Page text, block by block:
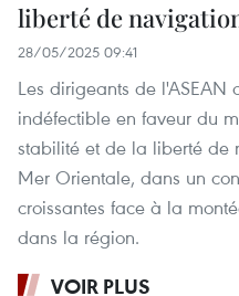
liberté de
28/05/2025 09:41
Les dirigeants de
indéfectible en faveur du
stabilité et de la liberté de
Mer Orientale, dans un
croissantes face à la
dans la région.
VOIR PLUS